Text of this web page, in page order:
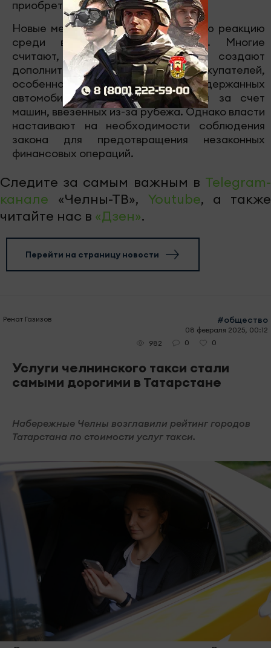
приобретать машины у иностранцев.
Новые меры вызвали неоднозначную реакцию
среди владельцев автомобилей. Многие
считают, что такие штрафы создают
дополнительные сложности для покупателей,
особенно в регионах, где рынок подержанных
автомобилей активно пополняется за счет
машин, ввезенных из-за рубежа. Однако власти
настаивают на необходимости соблюдения
закона для предотвращения незаконных
финансовых операций.
Следите за самым важным в Telegram-
канале «Челны-ТВ», Youtube, а также
читайте нас в «Дзен».
Перейти на страницу новости
Ренат Газизов #общество
08 февраля 2025, 00:12
982
0 0
Услуги челнинского такси стали
самыми дорогими в Татарстане
Набережные Челны возглавили рейтинг городов
Татарстана по стоимости услуг такси.